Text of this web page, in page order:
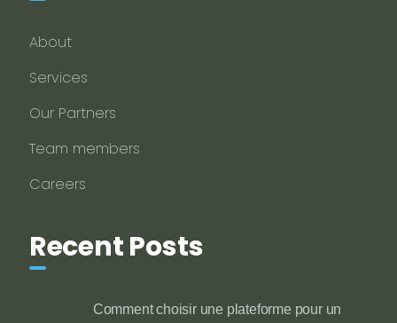
About
Services
Our Partners
Team members
Careers
Recent Posts
Comment choisir une plateforme pour un